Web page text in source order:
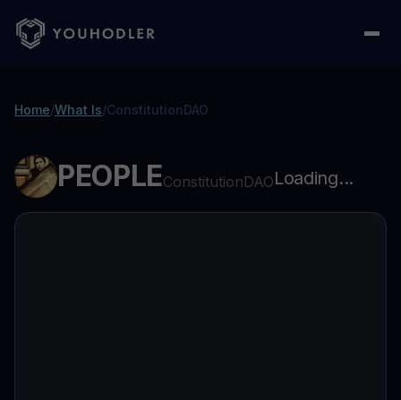
Home/What Is/ConstitutionDAO
PEOPLEConstitutionDAOLoading...